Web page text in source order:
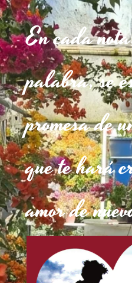
En cada
palabra, se
promesa de
que te hará
amor de